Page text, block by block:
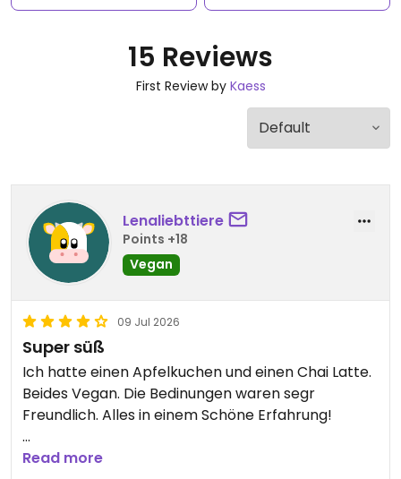
15 Reviews
First Review by Kaess
Lenaliebttiere
Points +18
Vegan
09 Jul 2026
Super süß
Ich hatte einen Apfelkuchen und einen Chai Latte.
Beides Vegan. Die Bedinungen waren segr
Freundlich. Alles in einem Schöne Erfahrung!
Updated from previous review on 2026-07-09
Read more